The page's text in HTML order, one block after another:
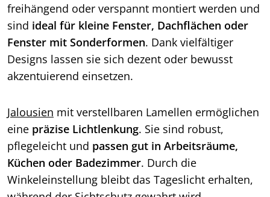
freihängend oder verspannt montiert werden und
sind ideal für kleine Fenster, Dachflächen oder
Fenster mit Sonderformen. Dank vielfältiger
Designs lassen sie sich dezent oder bewusst
akzentuierend einsetzen.
Jalousien mit verstellbaren Lamellen ermöglichen
eine präzise Lichtlenkung. Sie sind robust,
pflegeleicht und passen gut in Arbeitsräume,
Küchen oder Badezimmer. Durch die
Winkeleinstellung bleibt das Tageslicht erhalten,